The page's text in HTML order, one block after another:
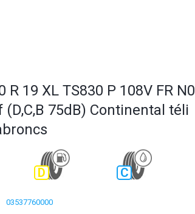
R 19 XL TS830 P 108V FR
(D,C,B 75dB) Continental téli
D C
03537760000